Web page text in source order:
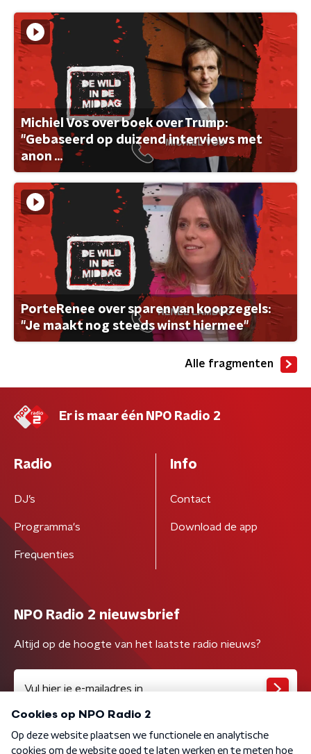
Michiel Vos over boek over Trump:
"Gebaseerd op duizend interviews met
anon ...
PorteRenee over sparen van koopzegels:
"Je maakt nog steeds winst hiermee"
Alle fragmenten
Er is maar één NPO Radio 2
Radio
DJ’s
Programma's
Frequenties
Info
Contact
Download de app
NPO Radio 2 nieuwsbrief
Altijd op de hoogte van het laatste radio nieuws?